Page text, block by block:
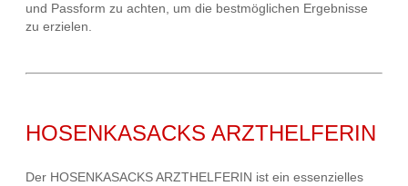
und Passform zu achten, um die bestmöglichen Ergebnisse
zu erzielen.
HOSENKASACKS ARZTHELFERIN
Der HOSENKASACKS ARZTHELFERIN ist ein essenzielles